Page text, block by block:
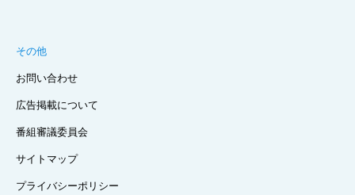
その他
お問い合わせ
広告掲載について
番組審議委員会
サイトマップ
プライバシーポリシー